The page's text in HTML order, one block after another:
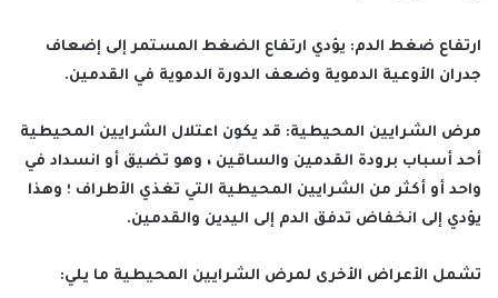
ارتفاع ضغط الدم: يؤدي ارتفاع الضغط المستمر إلى إضعاف
جدران الأوعية الدموية وضعف الدورة الدموية في القدمين.
مرض الشرايين المحيطية: قد يكون اعتلال الشرايين المحيطية
أحد أسباب برودة القدمين والساقين ، وهو تضيق أو انسداد في
واحد أو أكثر من الشرايين المحيطية التي تغذي الأطراف ؛ وهذا
يؤدي إلى انخفاض تدفق الدم إلى اليدين والقدمين.
تشمل الأعراض الأخرى لمرض الشرايين المحيطية ما يلي: